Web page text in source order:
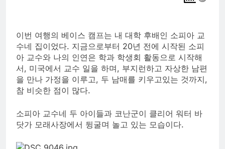
이번 여행의 베이스 캠프는 내 대학 후배인 소피아 교
수네 집이었다. 지금으로부터 20년 전에 시작된 소피
아 교수와 나의 인연은 학과 학생회 활동으로 시작해
서, 미국에서 교수 일을 하며, 부지런하고 자상한 남편
을 만나 가정을 이루고, 두 남매를 키우고있는 것까지,
참 비슷한 점이 많다.
소피아 교수네 두 아이들과 코난군이 클리어 워터 바
닷가 모래사장에서 뒹굴며 놀고 있는 모습이다.